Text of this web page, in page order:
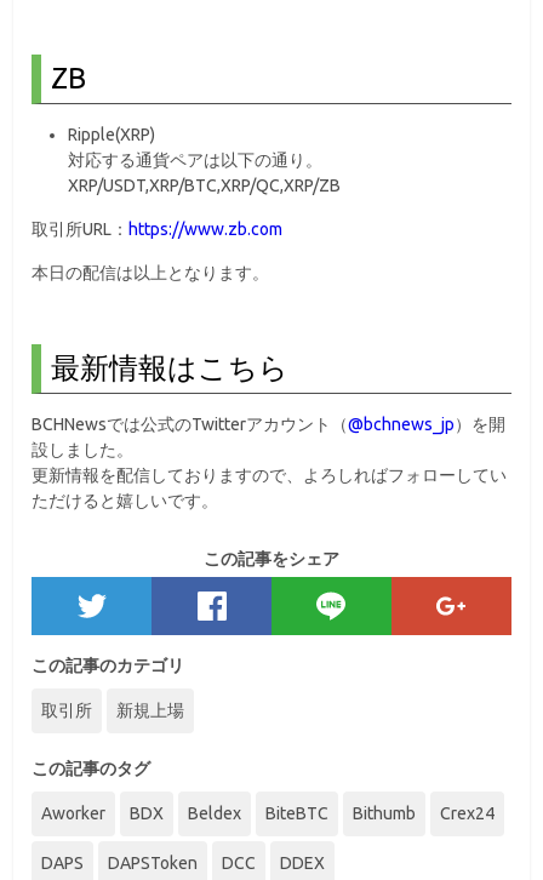
ZB
Ripple(XRP)
対応する通貨ペアは以下の通り。
XRP/USDT,XRP/BTC,XRP/QC,XRP/ZB
取引所URL： https://www.zb.com
本日の配信は以上となります。
最新情報はこちら
BCHNewsでは公式のTwitterアカウント（@bchnews_jp）を開
設しました。
更新情報を配信しておりますので、よろしればフォローしてい
ただけると嬉しいです。
この記事をシェア
この記事のカテゴリ
取引所 新規上場
この記事のタグ
Aworker BDX Beldex BiteBTC Bithumb Crex24
DAPS DAPSToken DCC DDEX